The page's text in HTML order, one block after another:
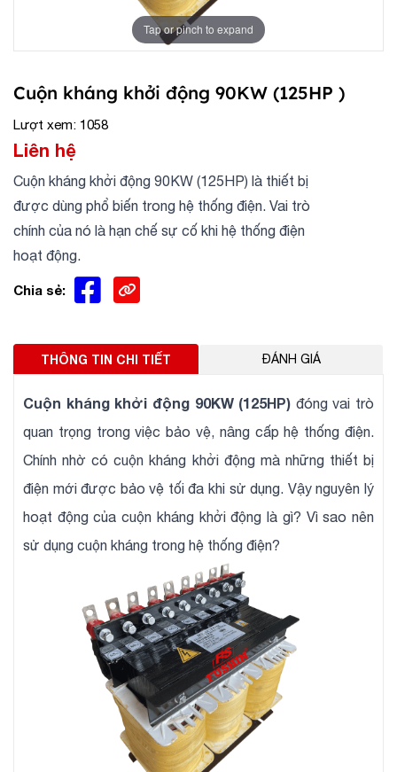
Tap or pinch to expand
Cuộn kháng khởi động 90KW (125HP )
Lượt xem: 1058
Liên hệ
Cuộn kháng khởi động 90KW (125HP) là thiết bị
được dùng phổ biến trong hệ thống điện. Vai trò
chính của nó là hạn chế sự cố khi hệ thống điện
hoạt động.
Chia sẻ:
THÔNG TIN CHI TIẾT ĐÁNH GIÁ
Cuộn kháng khởi động 90KW (125HP) đóng vai trò
quan trọng trong việc bảo vệ, nâng cấp hệ thống điện.
Chính nhờ có cuộn kháng khởi động mà những thiết bị
điện mới được bảo vệ tối đa khi sử dụng. Vậy nguyên lý
hoạt động của cuộn kháng khởi động là gì? Vì sao nên
sử dụng cuộn kháng trong hệ thống điện?